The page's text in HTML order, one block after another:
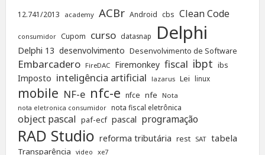
12.741/2013 academy ACBr Android cbs Clean Code
consumidor Cupom curso datasnap Delphi
Delphi 13 desenvolvimento Desenvolvimento de Software
Embarcadero FireDAC Firemonkey fiscal ibpt ibs
Imposto inteligência artificial lazarus Lei linux
mobile NF-e nfc-e nfce nfe Nota
nota eletronica consumidor nota fiscal eletrônica
object pascal paf-ecf pascal programação
RAD Studio reforma tributária rest SAT tabela
Transparência video xe7